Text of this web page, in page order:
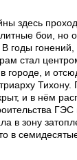
здесь
бои, но
годы
стал
городе, и
и в нём
ГЭС
в зону
в